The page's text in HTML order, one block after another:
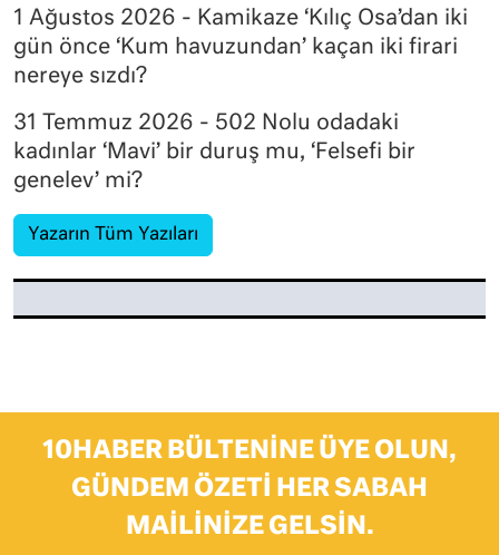
1 Ağustos 2026 - Kamikaze ‘Kılıç Osa’dan iki
gün önce ‘Kum havuzundan’ kaçan iki firari
nereye sızdı?
31 Temmuz 2026 - 502 Nolu odadaki
kadınlar ‘Mavi’ bir duruş mu, ‘Felsefi bir
genelev’ mi?
Yazarın Tüm Yazıları
10HABER BÜLTENINE ÜYE OLUN,
GÜNDEM ÖZETI HER SABAH
MAILINIZE GELSIN.